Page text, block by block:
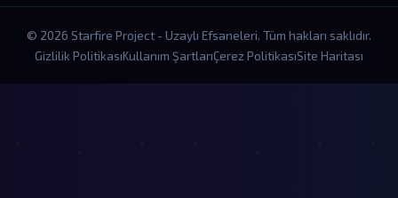
© 2026 Starfire Project - Uzaylı Efsaneleri. Tüm hakları saklıdır.
Gizlilik PolitikasıKullanım ŞartlarıÇerez PolitikasıSite Haritası